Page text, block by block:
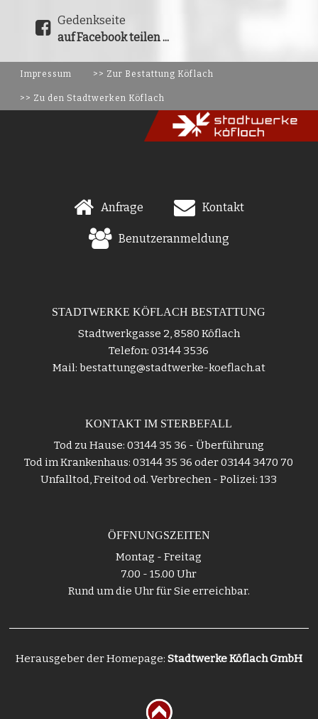
Gedenkseite
auf Facebook teilen ...
Impressum >> Zur Bestattung Köflach
>> Zu den Stadtwerken Köflach
Anfrage Kontakt
Benutzeranmeldung
STADTWERKE KÖFLACH BESTATTUNG
Stadtwerkgasse 2, 8580 Köflach
Telefon: 03144 3536
Mail: bestattung@stadtwerke-koeflach.at
KONTAKT IM STERBEFALL
Tod zu Hause: 03144 35 36 - Überführung
Tod im Krankenhaus: 03144 35 36 oder 03144 3470 70
Unfalltod, Freitod od. Verbrechen - Polizei: 133
ÖFFNUNGSZEITEN
Montag - Freitag
7.00 - 15.00 Uhr
Rund um die Uhr für Sie erreichbar.
Herausgeber der Homepage: Stadtwerke Köflach GmbH